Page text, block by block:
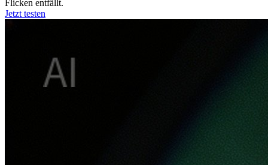
Flicken entfällt.
Jetzt testen